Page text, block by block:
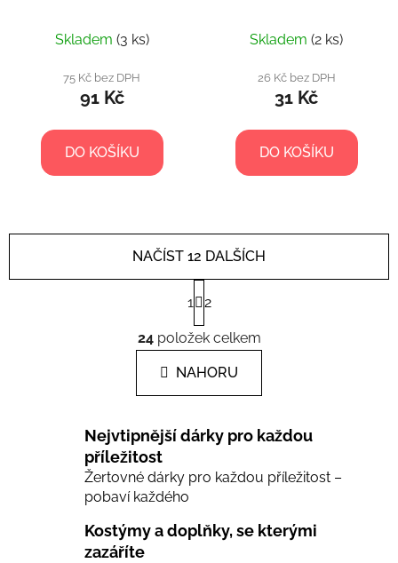
Skladem (3 ks)
75 Kč bez DPH
91 Kč
DO KOŠÍKU
Skladem (2 ks)
26 Kč bez DPH
31 Kč
DO KOŠÍKU
O
v
l
á
d
c
p
v
k
NAČÍST 12 DALŠÍCH
t
r
á
n
k
n
1 2
24položek celkem
NAHORU
Nejvtipnější dárky pro každou
příležitost
Žertovné dárky pro každou příležitost –
pobaví každého
Kostýmy a doplňky, se kterými
zazáříte